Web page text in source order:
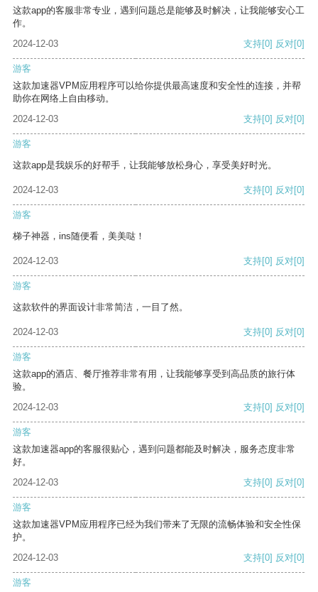
这款app的客服非常专业，遇到问题总是能够及时解决，让我能够安心工
作。
2024-12-03
支持[0] 反对[0]
游客
这款加速器VPM应用程序可以给你提供最高速度和安全性的连接，并帮
助你在网络上自由移动。
2024-12-03
支持[0] 反对[0]
游客
这款app是我娱乐的好帮手，让我能够放松身心，享受美好时光。
2024-12-03 支持[0] 反对[0]
游客
梯子神器，ins随便看，美美哒！
2024-12-03 支持[0] 反对[0]
游客
这款软件的界面设计非常简洁，一目了然。
2024-12-03 支持[0] 反对[0]
游客
这款app的酒店、餐厅推荐非常有用，让我能够享受到高品质的旅行体
验。
2024-12-03
支持[0] 反对[0]
游客
这款加速器app的客服很贴心，遇到问题都能及时解决，服务态度非常
好。
2024-12-03
支持[0] 反对[0]
游客
这款加速器VPM应用程序已经为我们带来了无限的流畅体验和安全性保
护。
2024-12-03
支持[0] 反对[0]
游客